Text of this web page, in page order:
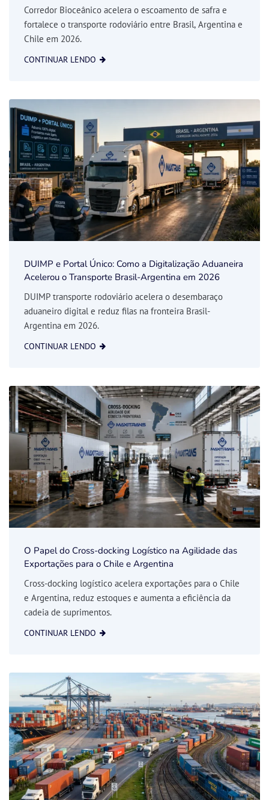
Corredor Bioceânico acelera o escoamento de safra e
fortalece o transporte rodoviário entre Brasil, Argentina e
Chile em 2026.
CONTINUAR LENDO
DUIMP e Portal Único: Como a Digitalização Aduaneira
Acelerou o Transporte Brasil-Argentina em 2026
DUIMP transporte rodoviário acelera o desembaraço
aduaneiro digital e reduz filas na fronteira Brasil-
Argentina em 2026.
CONTINUAR LENDO
O Papel do Cross-docking Logístico na Agilidade das
Exportações para o Chile e Argentina
Cross-docking logístico acelera exportações para o Chile
e Argentina, reduz estoques e aumenta a eficiência da
cadeia de suprimentos.
CONTINUAR LENDO